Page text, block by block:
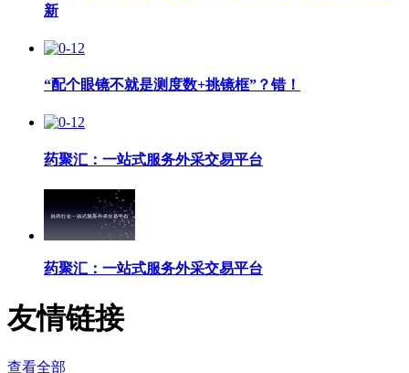
新
“配个眼镜不就是测度数+挑镜框”？错！
药聚汇：一站式服务外采交易平台
药聚汇：一站式服务外采交易平台
友情链接
查看全部